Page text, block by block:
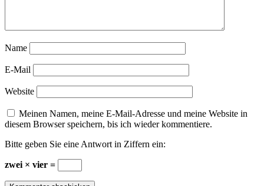
Name
E-Mail
Website
Meinen Namen, meine E-Mail-Adresse und meine Website in
diesem Browser speichern, bis ich wieder kommentiere.
Bitte geben Sie eine Antwort in Ziffern ein:
zwei × vier =